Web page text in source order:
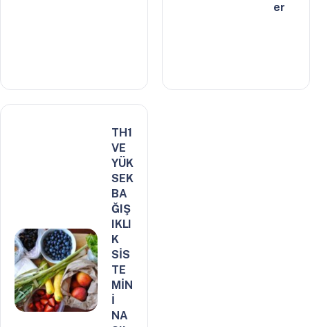
er
TH1
VE
YÜK
SEK
BA
ĞIŞ
IKLI
K
SİS
TE
MİN
İ
NA